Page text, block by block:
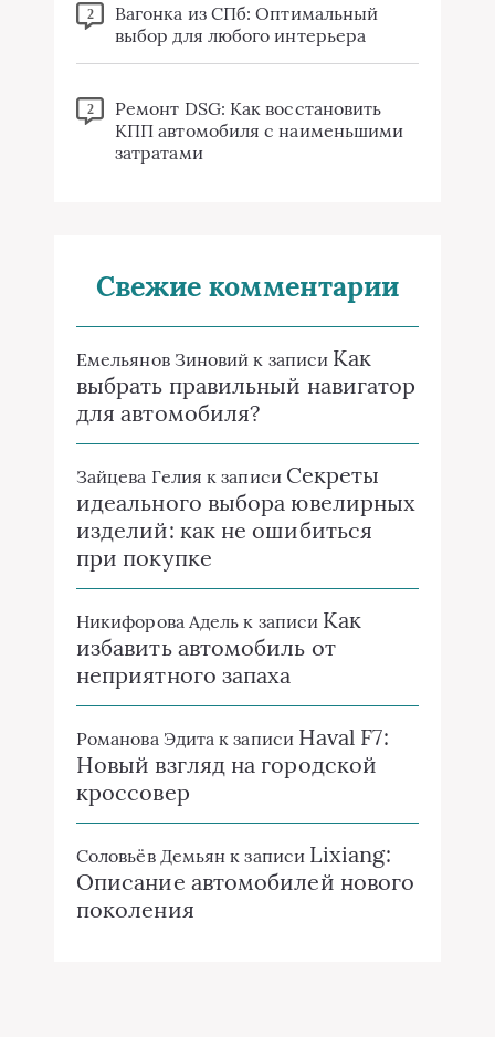
2
Вагонка из СПб: Оптимальный
выбор для любого интерьера
2
Ремонт DSG: Как восстановить
КПП автомобиля с наименьшими
затратами
Свежие комментарии
Емельянов Зиновий к записи Как
выбрать правильный навигатор
для автомобиля?
Зайцева Гелия к записи Секреты
идеального выбора ювелирных
изделий: как не ошибиться
при покупке
Никифорова Адель к записи Как
избавить автомобиль от
неприятного запаха
Романова Эдита к записи Haval F7:
Новый взгляд на городской
кроссовер
Соловьёв Демьян к записи Lixiang:
Описание автомобилей нового
поколения